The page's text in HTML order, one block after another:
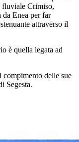
fluviale Crimiso,
da Enea per far
attraverso il
è quella legata ad
delle sue
Segesta.